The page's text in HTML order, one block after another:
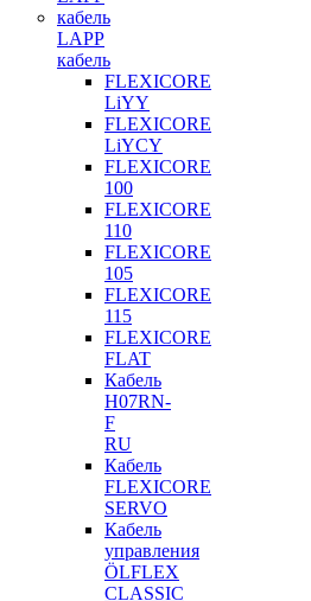
LAPP
кабель
FLEXICORE
LiYY
FLEXICORE
LiYCY
FLEXICORE
100
FLEXICORE
110
FLEXICORE
105
FLEXICORE
115
FLEXICORE
FLAT
Кабель
H07RN-
F
RU
Кабель
FLEXICORE
SERVO
Кабель
управления
ÖLFLEX
CLASSIC